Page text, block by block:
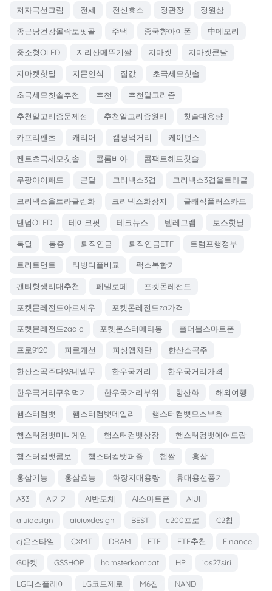
저자극선크림 전세 전신효소 정관장 정원삼
종근당건강몰락토핏골 주택 중국향아이폰 中메모리
중소형OLED 지리산메뚜기쌀 지마켓 지마켓쿤달
지마켓핫딜 지문인식 집값 초극세모칫솔
초극세모칫솔추천 추천 추천알고리즘
추천알고리즘문제점 추천알고리즘원리 칫솔대용량
카프리팬츠 캐리어 캠핑먹거리 케이던스
켄트초극세모칫솔 콜롬비아 콤팩트헤드칫솔
쿠팡아이패드 쿤달 크리넥스3겹 크리넥스3겹울트라클
크리넥스울트라클린화 크리넥스화장지 클래식플러스카드
탠덤OLED 테이크핏 테크뉴스 텔레그램 토스핫딜
톡딜 통증 퇴직연금 퇴직연금ETF 트럼프행정부
트리트먼트 티빙디플비교 팩스복합기
팬티형생리대추천 페넬로페 포켓몬레전드
포켓몬레전드아르세우 포켓몬레전드za가격
포켓몬레전드zadlc 포켓몬스터메타몽 폴더블스마트폰
프로9120 피로개선 피싱앱차단 한산소곡주
한산소곡주다양네멤무 한우국거리 한우국거리가격
한우국거리구워먹기 한우국거리부위 항산화 해외여행
햄스터컴뱃 햄스터컴뱃데일리 햄스터컴뱃모스부호
햄스터컴뱃미니게임 햄스터컴뱃상장 햄스터컴뱃에어드랍
햄스터컴뱃콤보 햄스터컴뱃퍼즐 햅쌀 홍삼
홍삼기능 홍삼효능 화장지대용량 휴대용선풍기
A33 AI기기 AI반도체 AI스마트폰 AIUI
aiuidesign aiuiuxdesign BEST c200프로 C2칩
cj온스타일 CXMT DRAM ETF ETF추천 Finance
G마켓 GSSHOP hamsterkombat HP ios27siri
LG디스플레이 LG코드제로 M6칩 NAND